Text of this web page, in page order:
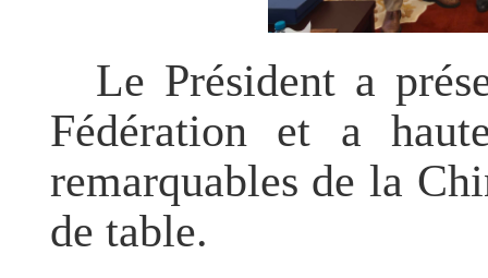
Le Président a
Fédération et a
remarquables de la
de table.